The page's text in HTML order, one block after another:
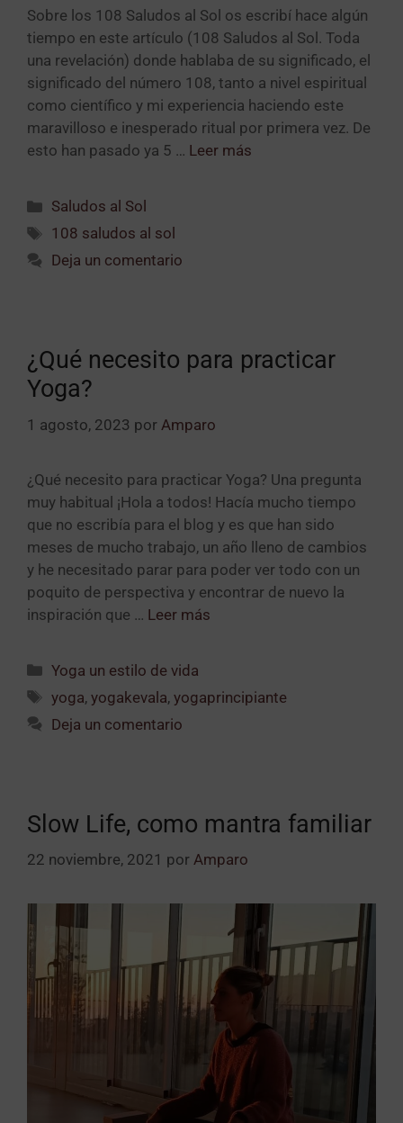
Sobre los 108 Saludos al Sol os escribí hace algún
tiempo en este artículo (108 Saludos al Sol. Toda
una revelación) donde hablaba de su significado, el
significado del número 108, tanto a nivel espiritual
como científico y mi experiencia haciendo este
maravilloso e inesperado ritual por primera vez. De
esto han pasado ya 5 … Leer más
Saludos al Sol
108 saludos al sol
Deja un comentario
¿Qué necesito para practicar
Yoga?
1 agosto, 2023 por Amparo
¿Qué necesito para practicar Yoga? Una pregunta
muy habitual ¡Hola a todos! Hacía mucho tiempo
que no escribía para el blog y es que han sido
meses de mucho trabajo, un año lleno de cambios
y he necesitado parar para poder ver todo con un
poquito de perspectiva y encontrar de nuevo la
inspiración que … Leer más
Yoga un estilo de vida
yoga,yogakevala,yogaprincipiante
Deja un comentario
Slow Life, como mantra familiar
22 noviembre, 2021 por Amparo